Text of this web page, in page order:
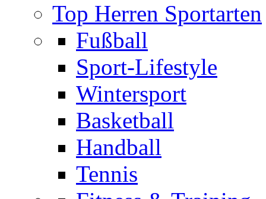
Top Herren Sportarten
Fußball
Sport-Lifestyle
Wintersport
Basketball
Handball
Tennis